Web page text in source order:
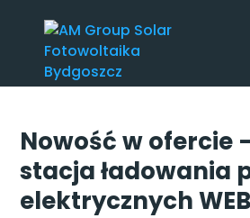
Nowość w ofercie
stacja ładowania
elektrycznych